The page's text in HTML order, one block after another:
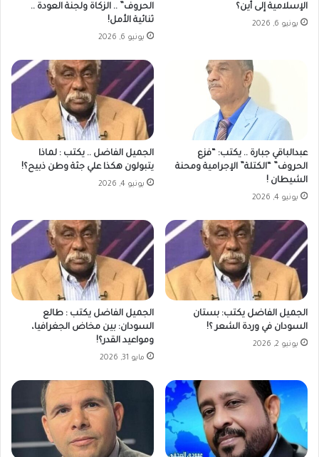
الإسلامية إلى أين؟
يونيو 6, 2026
الحروف” .. الزكاة ولجنة العودة ..
ثنائية الأمل!
يونيو 6, 2026
عبدالباقي جبارة .. يكتب: “فزع
الحروف” “الكتلة” الإجرامية ومحنة
الشيطان !
يونيو 4, 2026
الجميل الفاضل .. يكتب : لماذا
يتبولون هكذا علي جثة وطن ذبيح؟!
يونيو 4, 2026
الجميل الفاضل يكتب: بستان
السودان في وردة الشعر ؟!
يونيو 2, 2026
الجميل الفاضل يكتب : طالع
السودان: بين مخاض الجغرافيا،
ومواعيد القدر؟!
مايو 31, 2026